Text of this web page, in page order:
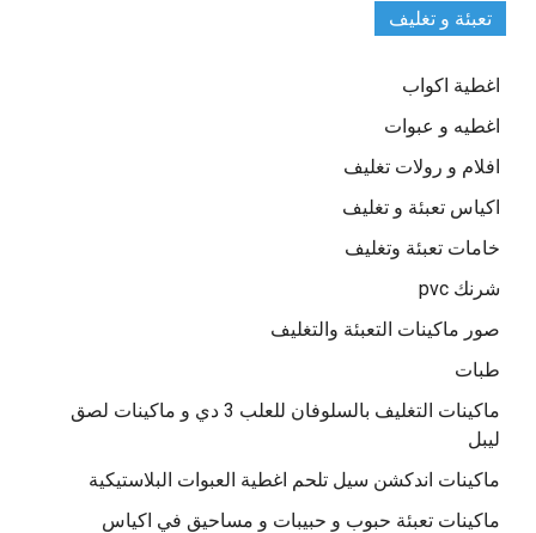
تعبئة و تغليف
اغطية اكواب
اغطيه و عبوات
افلام و رولات تغليف
اكياس تعبئة و تغليف
خامات تعبئة وتغليف
شرنك pvc
صور ماكينات التعبئة والتغليف
طبات
ماكينات التغليف بالسلوفان للعلب 3 دي و ماكينات لصق
ليبل
ماكينات اندكشن سيل تلحم اغطية العبوات البلاستيكية
ماكينات تعبئة حبوب و حبيبات و مساحيق في اكياس